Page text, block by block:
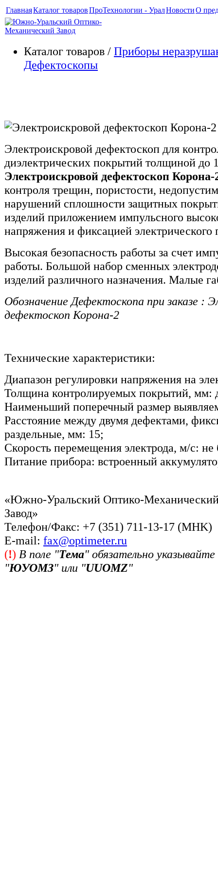
ГлавнаяКаталог товаровПроТехнологии - УралНовостиО
Каталог товаров / Приборы
Дефектоскопы
Электроискровой дефектоскоп для
диэлектрических покрытий толщиной до
Электроискровой дефектоскоп Корона-
контроля трещин, пористости,
нарушений сплошности защитных
изделий приложением импульсного
напряжения и фиксацией электрического
Высокая безопасность работы за счет
работы. Большой набор сменных
изделий различного назначения. Малые
Обозначение Дефектоскопа при заказе :
дефектоскоп Корона-2
Технические характеристики:
Диапазон регулировки напряжения на
Толщина контролируемых покрытий, мм:
Наименьший поперечный размер
Расстояние между двумя дефектами,
раздельные, мм: 15;
Скорость перемещения электрода, м/с: не
Питание прибора: встроенный
«Южно-Уральский Оптико-
Завод»
Телефон/Факс: +7 (351) 711-13-17 (MHK)
Е-mail: fax@optimeter.ru
(!) В поле "Тема" обязательно указывайте
"ЮУОМЗ" или "UUOMZ"